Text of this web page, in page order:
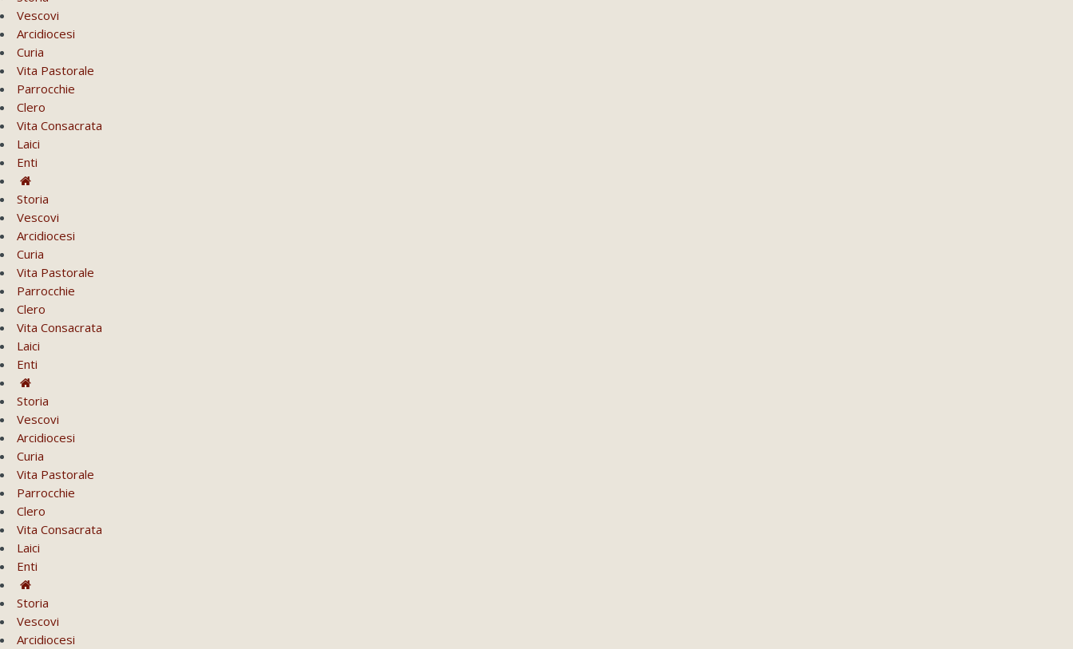
Vescovi
Arcidiocesi
Curia
Vita Pastorale
Parrocchie
Clero
Vita Consacrata
Laici
Enti
Storia
Vescovi
Arcidiocesi
Curia
Vita Pastorale
Parrocchie
Clero
Vita Consacrata
Laici
Enti
Storia
Vescovi
Arcidiocesi
Curia
Vita Pastorale
Parrocchie
Clero
Vita Consacrata
Laici
Enti
Storia
Vescovi
Arcidiocesi